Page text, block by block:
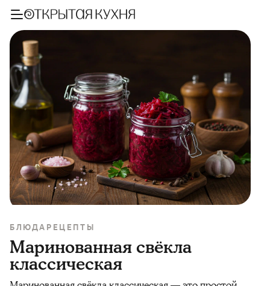
БЛЮДА РЕЦЕПТЫ
Маринованная свёкла
классическая